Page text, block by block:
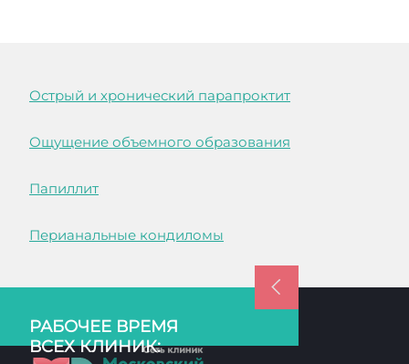
Острый и хронический парапроктит
Ощущение объемного образования
Папиллит
Перианальные кондиломы
РАБОЧЕЕ ВРЕМЯ
ВСЕХ КЛИНИК: